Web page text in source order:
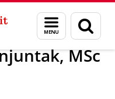
Menu
en
zoeken
Simanjuntak, MSc
MSc